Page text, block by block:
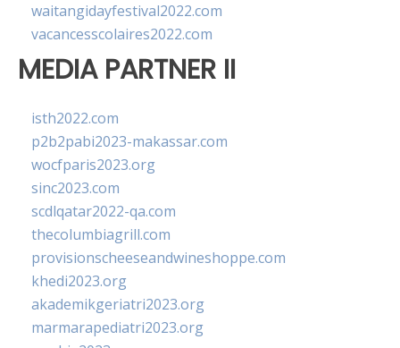
waitangidayfestival2022.com
vacancesscolaires2022.com
MEDIA PARTNER II
isth2022.com
p2b2pabi2023-makassar.com
wocfparis2023.org
sinc2023.com
scdlqatar2022-qa.com
thecolumbiagrill.com
provisionscheeseandwineshoppe.com
khedi2023.org
akademikgeriatri2023.org
marmarapediatri2023.org